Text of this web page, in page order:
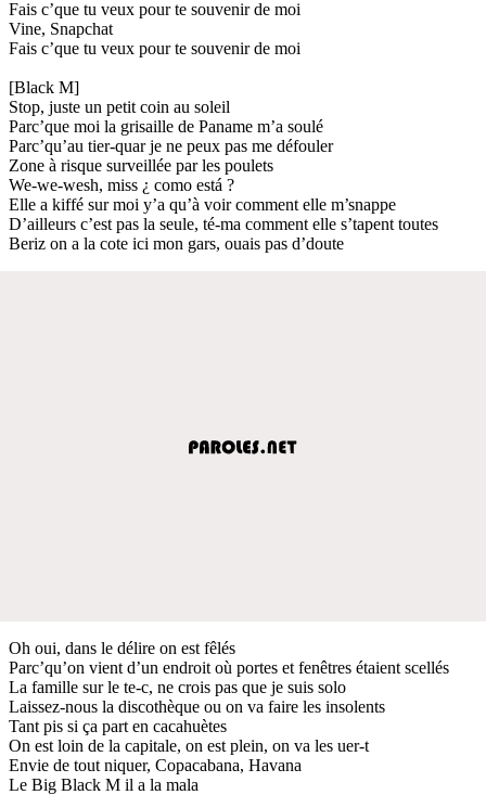
Fais c’que tu veux pour te souvenir de moi
Vine, Snapchat
Fais c’que tu veux pour te souvenir de moi
[Black M]
Stop, juste un petit coin au soleil
Parc’que moi la grisaille de Paname m’a soulé
Parc’qu’au tier-quar je ne peux pas me défouler
Zone à risque surveillée par les poulets
We-we-wesh, miss ¿ como está ?
Elle a kiffé sur moi y’a qu’à voir comment elle m’snappe
D’ailleurs c’est pas la seule, té-ma comment elle s’tapent toutes
Beriz on a la cote ici mon gars, ouais pas d’doute
Oh oui, dans le délire on est fêlés
Parc’qu’on vient d’un endroit où portes et fenêtres étaient scellés
La famille sur le te-c, ne crois pas que je suis solo
Laissez-nous la discothèque ou on va faire les insolents
Tant pis si ça part en cacahuètes
On est loin de la capitale, on est plein, on va les uer-t
Envie de tout niquer, Copacabana, Havana
Le Big Black M il a la mala